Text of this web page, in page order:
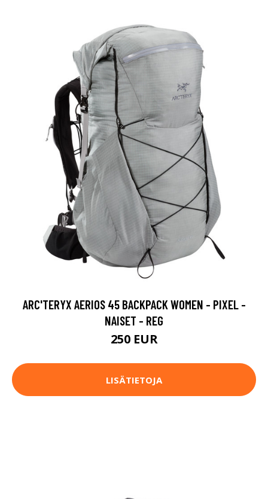
ARC'TERYX AERIOS 45 BACKPACK WOMEN - PIXEL -
NAISET - REG
250 EUR
LISÄTIETOJA